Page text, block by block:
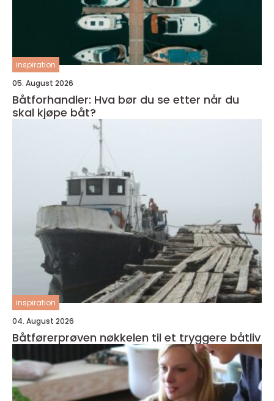
inspiration
05. August 2026
Båtforhandler: Hva bør du se etter når du
skal kjøpe båt?
inspiration
04. August 2026
Båtførerprøven nøkkelen til et tryggere båtliv